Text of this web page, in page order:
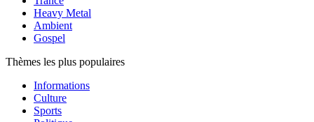
Heavy Metal
Ambient
Gospel
Thèmes les plus populaires
Informations
Culture
Sports